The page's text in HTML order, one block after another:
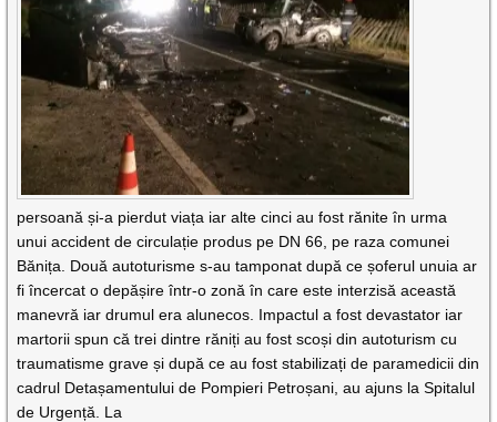
persoană și-a pierdut viața iar alte cinci au fost rănite în urma
unui accident de circulație produs pe DN 66, pe raza comunei
Bănița. Două autoturisme s-au tamponat după ce șoferul unuia ar
fi încercat o depășire într-o zonă în care este interzisă această
manevră iar drumul era alunecos. Impactul a fost devastator iar
martorii spun că trei dintre răniți au fost scoși din autoturism cu
traumatisme grave și după ce au fost stabilizați de paramedicii din
cadrul Detașamentului de Pompieri Petroșani, au ajuns la Spitalul
de Urgență. La